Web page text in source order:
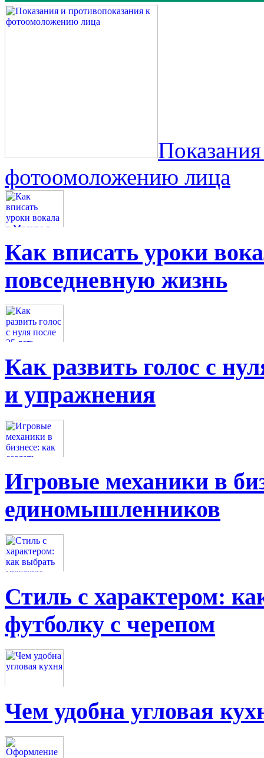
фотоомоложению лица
Как вписать уроки
повседневную жизнь
Как развить голос с
и упражнения
Игровые механики в
единомышленников
Стиль с характером:
футболку с черепом
Чем удобна угловая